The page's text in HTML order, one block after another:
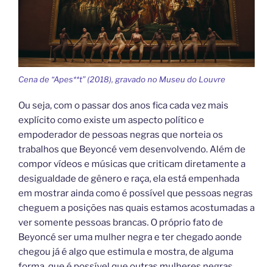
Cena de “Apes**t” (2018), gravado no Museu do Louvre
Ou seja, com o passar dos anos fica cada vez mais
explícito como existe um aspecto político e
empoderador de pessoas negras que norteia os
trabalhos que Beyoncé vem desenvolvendo. Além de
compor vídeos e músicas que criticam diretamente a
desigualdade de gênero e raça, ela está empenhada
em mostrar ainda como é possível que pessoas negras
cheguem a posições nas quais estamos acostumadas a
ver somente pessoas brancas. O próprio fato de
Beyoncé ser uma mulher negra e ter chegado aonde
chegou já é algo que estimula e mostra, de alguma